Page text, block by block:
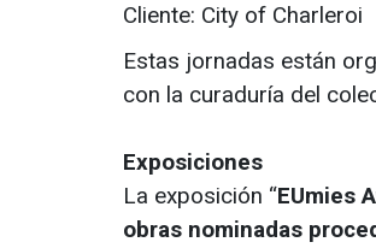
Cliente: City of Charleroi
Estas jornadas están
con la curaduría del
Exposiciones
La exposición “EUmies
obras nominadas